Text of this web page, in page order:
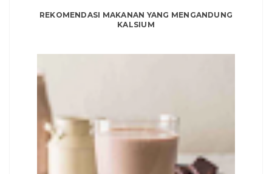
REKOMENDASI MAKANAN YANG MENGANDUNG
KALSIUM